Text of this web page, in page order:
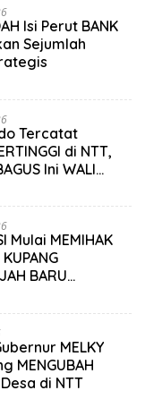
Isi Perut BANK
Sejumlah
Tercatat
di NTT,
Ini WALI
Mulai MEMIHAK
BARU
MELKY
MENGUBAH
di NTT